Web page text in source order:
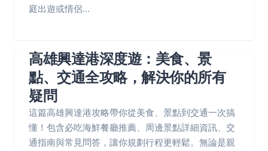
庭出遊或情侶...
高雄興達港深度遊：美食、景
點、交通全攻略，解決你的所有
疑問
這篇高雄興達港攻略帶你從美食、景點到交通一次搞
懂！包含必吃海鮮餐廳推薦、周邊景點詳細資訊、交
通指南與常見問答，讓你規劃行程更輕鬆。無論是親